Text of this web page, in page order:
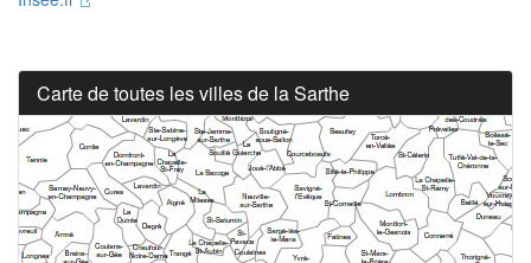
Carte de toutes les villes de la Sarthe